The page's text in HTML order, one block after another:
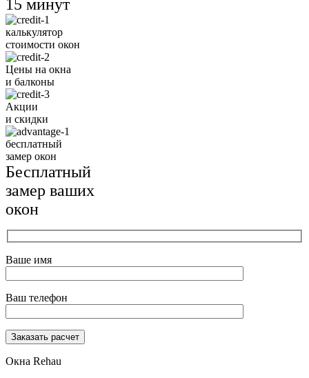
15 минут
калькулятор
стоимости окон
Цены на окна
и балконы
Акции
и скидки
бесплатный
замер окон
Бесплатный
замер ваших
окон
Ваше имя
Ваш телефон
Окна Rehau